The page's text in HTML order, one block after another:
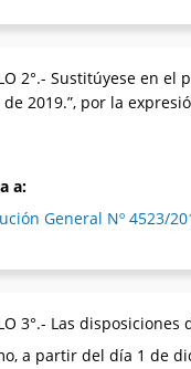
2°.- Sustitúyese en
2019.”, por la
a:
General Nº 4523/
3°.- Las
a partir del día 1 de